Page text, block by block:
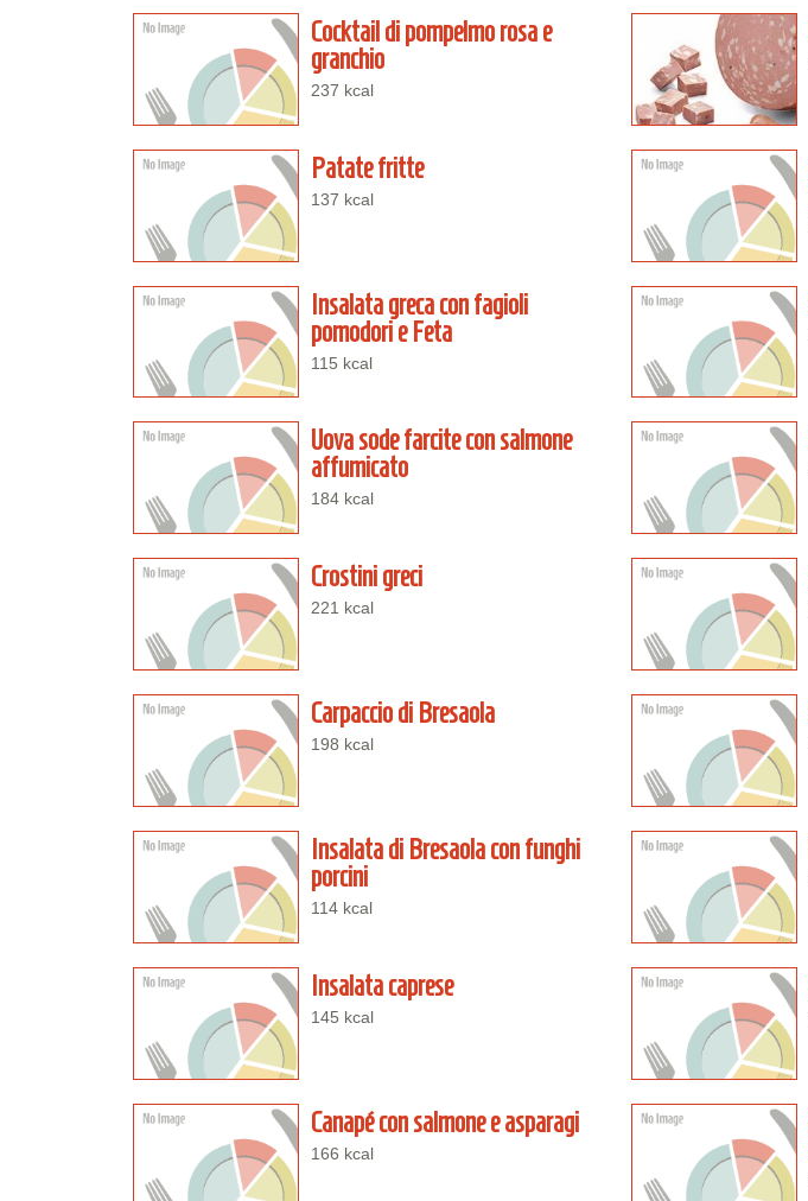
Cocktail di pompelmo rosa e
granchio
237 kcal
Patate fritte
137 kcal
Insalata greca con fagioli
pomodori e Feta
115 kcal
Uova sode farcite con salmone
affumicato
184 kcal
Crostini greci
221 kcal
Carpaccio di Bresaola
198 kcal
Insalata di Bresaola con funghi
porcini
114 kcal
Insalata caprese
145 kcal
Canapé con salmone e asparagi
166 kcal